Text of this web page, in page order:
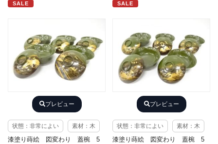
SALE
プレビュー
状態：非常によい 素材：木
漆塗り蒔絵 図変わり 蓋椀 5
SALE
プレビュー
状態：非常によい 素材：木
漆塗り蒔絵 図変わり 蓋椀 5